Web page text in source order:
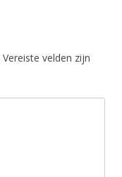
Vereiste velden zijn